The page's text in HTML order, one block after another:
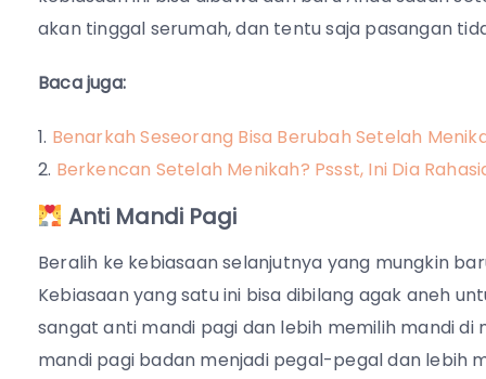
akan tinggal serumah, dan tentu saja pasangan
Baca juga:
Benarkah Seseorang Bisa Berubah Setelah
Berkencan Setelah Menikah? Pssst, Ini Dia
Anti Mandi Pagi
Beralih ke kebiasaan selanjutnya yang mungkin
Kebiasaan yang satu ini bisa dibilang agak aneh
sangat anti mandi pagi dan lebih memilih mandi di
mandi pagi badan menjadi pegal-pegal dan lebih